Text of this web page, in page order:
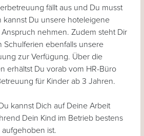
fällt aus und Du musst
kannst Du unsere hoteleigene
nehmen. Zudem steht Dir
Schulferien ebenfalls unsere
zur Verfügung. Über die
erhältst Du vorab vom HR-Büro
für Kinder ab 3 Jahren.
kannst Dich auf Deine Arbeit
Dein Kind im Betrieb bestens
aufgehoben ist.